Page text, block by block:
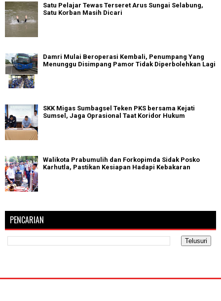
Satu Pelajar Tewas Terseret Arus Sungai Selabung,
Satu Korban Masih Dicari
Damri Mulai Beroperasi Kembali, Penumpang Yang
Menunggu Disimpang Pamor Tidak Diperbolehkan Lagi
SKK Migas Sumbagsel Teken PKS bersama Kejati
Sumsel, Jaga Oprasional Taat Koridor Hukum
Walikota Prabumulih dan Forkopimda Sidak Posko
Karhutla, Pastikan Kesiapan Hadapi Kebakaran
PENCARIAN